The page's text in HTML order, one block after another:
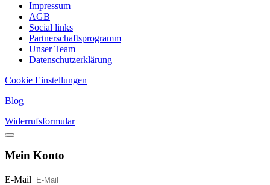
Impressum
AGB
Social links
Partnerschaftsprogramm
Unser Team
Datenschutzerklärung
Cookie Einstellungen
Blog
Widerrufsformular
Mein Konto
E-Mail